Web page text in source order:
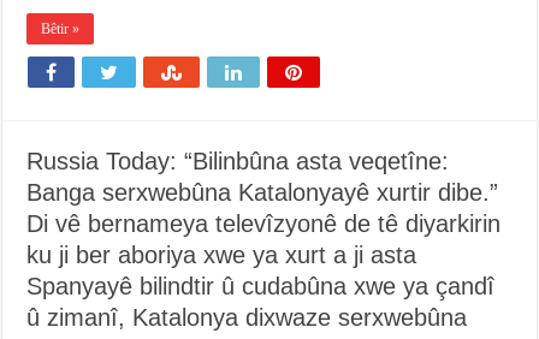
Bêtir »
Russia Today: “Bilinbûna asta veqetîne:
Banga serxwebûna Katalonyayê xurtir dibe.”
Di vê bernameya televîzyonê de tê diyarkirin
ku ji ber aboriya xwe ya xurt a ji asta
Spanyayê bilindtir û cudabûna xwe ya çandî
û zimanî, Katalonya dixwaze serxwebûna